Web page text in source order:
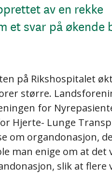
av en rekke
et svar på økende
på Rikshospitalet
større.
for
Hjerte- Lunge
om organdonasjon,
man enige om at det
slik at flere